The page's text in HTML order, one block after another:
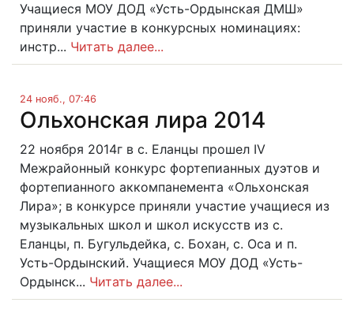
Учащиеся МОУ ДОД «Усть-Ордынская ДМШ»
приняли участие в конкурсных номинациях:
инстр... Читать далее...
24 нояб., 07:46
Ольхонская лира 2014
22 ноября 2014г в с. Еланцы прошел IV
Межрайонный конкурс фортепианных дуэтов и
фортепианного аккомпанемента «Ольхонская
Лира»; в конкурсе приняли участие учащиеся из
музыкальных школ и школ искусств из с.
Еланцы, п. Бугульдейка, с. Бохан, с. Оса и п.
Усть-Ордынский. Учащиеся МОУ ДОД «Усть-
Ордынск... Читать далее...